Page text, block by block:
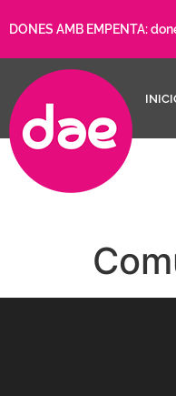
DONES AMB EMPENTA: